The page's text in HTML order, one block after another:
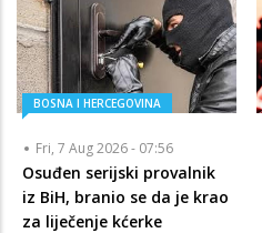
BOSNA I HERCEGOVINA
Fri, 7 Aug 2026 - 07:56
Osuđen serijski provalnik
iz BiH, branio se da je krao
za liječenje kćerke